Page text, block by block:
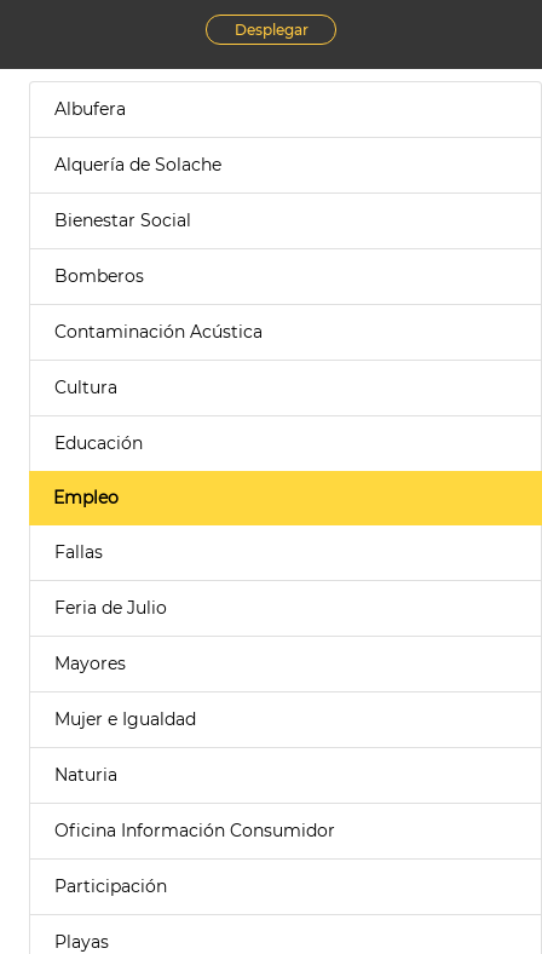
Desplegar
Albufera
Alquería de Solache
Bienestar Social
Bomberos
Contaminación Acústica
Cultura
Educación
Empleo
Fallas
Feria de Julio
Mayores
Mujer e Igualdad
Naturia
Oficina Información Consumidor
Participación
Playas